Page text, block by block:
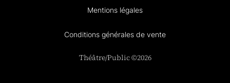
Mentions légales
Conditions générales de vente
Théâtre/Public ©2026